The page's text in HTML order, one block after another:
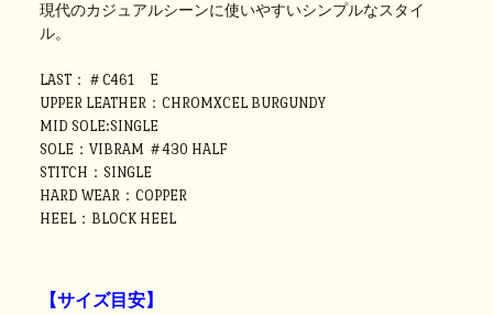
現代のカジュアルシーンに使いやすいシンプルなスタイ
ル。
LAST：＃C461 E
UPPER LEATHER：CHROMXCEL BURGUNDY
MID SOLE:SINGLE
SOLE：VIBRAM ＃430 HALF
STITCH：SINGLE
HARD WEAR：COPPER
HEEL：BLOCK HEEL
【サイズ目安】